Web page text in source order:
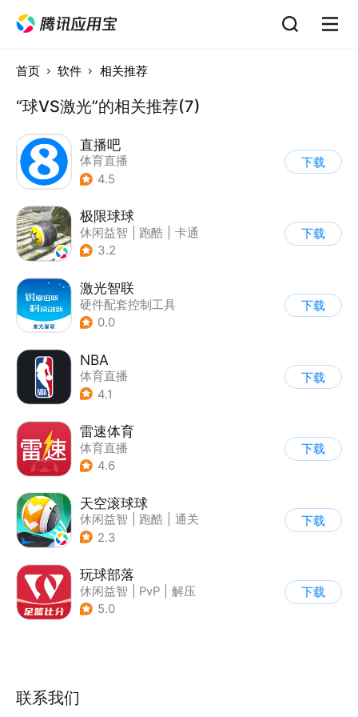
首页 软件 相关推荐
“球VS激光”的相关推荐(7)
直播吧
体育直播
4.5
下载
极限球球
休闲益智 跑酷
卡通
3.2
下载
激光智联
硬件配套控制工具
0.0
下载
NBA
体育直播
4.1
下载
雷速体育
体育直播
4.6
下载
天空滚球球
休闲益智 跑酷
通关
2.3
下载
玩球部落
休闲益智 PvP
解压
| 写实
5.0
下载
联系我们